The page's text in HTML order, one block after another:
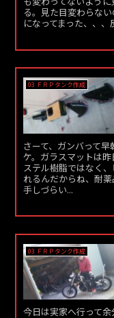
る。見た目変わらな
になってまった、、
03 ＦＲＰタンク作成
さーて、ガンバって
ケ。ガラスマットは
ステル樹脂ではなく
れるんだからね、耐
手しづらい...
03 ＦＲＰタンク作成
今日は実家へ行って